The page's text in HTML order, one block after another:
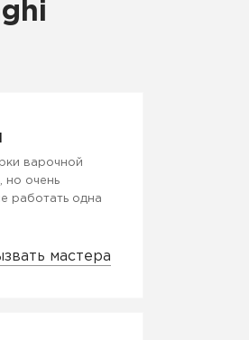
варочной
но очень
работать одна
мастера